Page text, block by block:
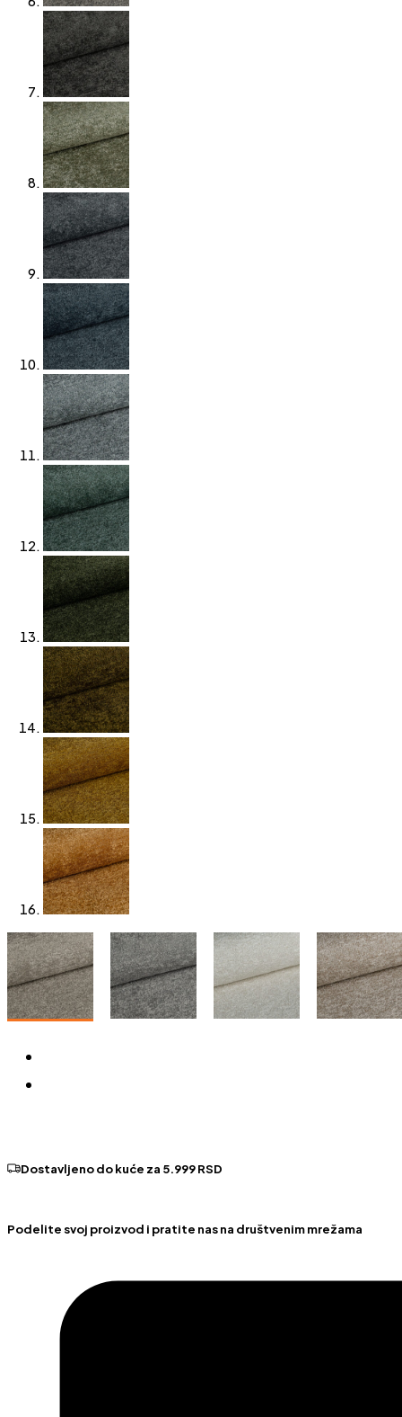
Dostavljeno do kuće za 5.999 RSD
Podelite svoj proizvod i pratite nas na društvenim mrežama